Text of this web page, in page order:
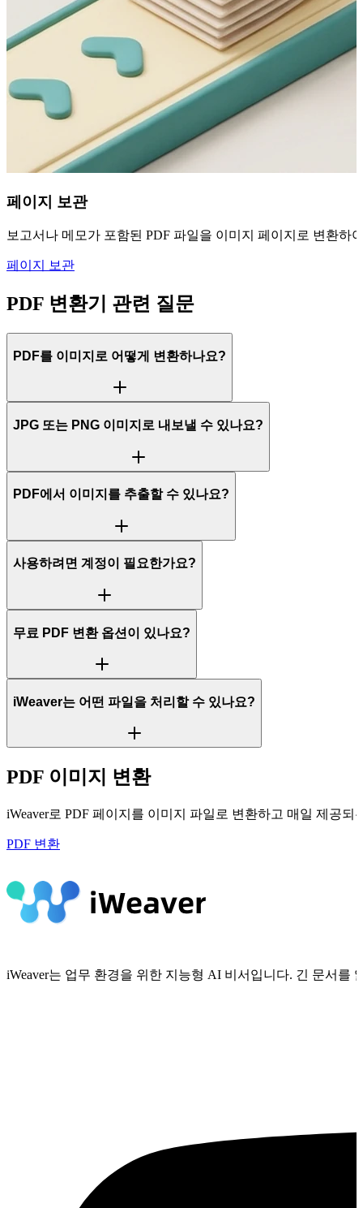
페이지 보관
보고서나 메모가 포함된 PDF 파일을 이미지 페이지로 변환하
페이지 보관
PDF 변환기 관련 질문
PDF를 이미지로 어떻게 변환하나요?
JPG 또는 PNG 이미지로 내보낼 수 있나요?
PDF에서 이미지를 추출할 수 있나요?
사용하려면 계정이 필요한가요?
무료 PDF 변환 옵션이 있나요?
iWeaver는 어떤 파일을 처리할 수 있나요?
PDF 이미지 변환
iWeaver로 PDF 페이지를 이미지 파일로 변환하고 매일 제공
PDF 변환
iWeaver는 업무 환경을 위한 지능형 AI 비서입니다. 긴 문서